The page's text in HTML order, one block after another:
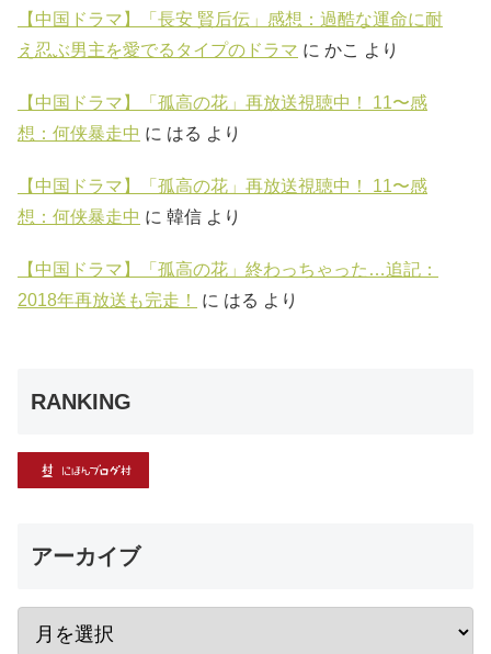
【中国ドラマ】「長安 賢后伝」感想：過酷な運命に耐
え忍ぶ男主を愛でるタイプのドラマ に かこ より
【中国ドラマ】「孤高の花」再放送視聴中！ 11〜感
想：何侠暴走中 に はる より
【中国ドラマ】「孤高の花」再放送視聴中！ 11〜感
想：何侠暴走中 に 韓信 より
【中国ドラマ】「孤高の花」終わっちゃった…追記：
2018年再放送も完走！
に はる より
RANKING
アーカイブ